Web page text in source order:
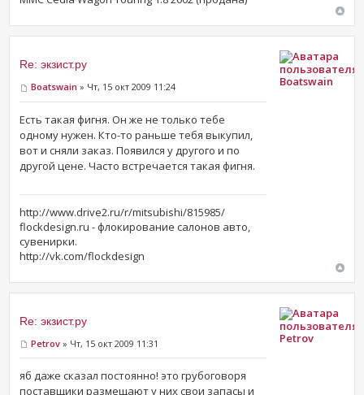
Re: экзист.ру
Boatswain » Чт, 15 окт 2009 11:24
Есть такая фигня. Он же не только тебе
одному нужен. Кто-то раньше тебя выкупил,
вот и сняли заказ. Появился у другого и по
другой цене. Часто встречается такая фигня.
http://www.drive2.ru/r/mitsubishi/815985/
flockdesign.ru - флокирование салонов авто,
сувенирки.
http://vk.com/flockdesign
Boatswain
Re: экзист.ру
Petrov » Чт, 15 окт 2009 11:31
яб даже сказал постоянно! это грубоговоря
поставщики размещают у них свои запасы и
Petrov